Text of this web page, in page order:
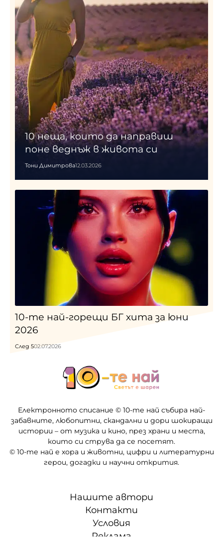
10 неща, които да направиш
поне веднъж в живота си
Тони Димитрова12.03.2026
10-те най-горещи БГ хита за юни
2026
След 502.07.2026
Електронното списание © 10-те най събира най-
забавните, любопитни, скандални и дори шокиращи
истории – от музика и кино, през храни и места,
които си струва да се посетят.
© 10-те най е хора и животни, цифри и литературни
герои, догадки и научни открития.
Нашите автори
Контакти
Условия
Реклама